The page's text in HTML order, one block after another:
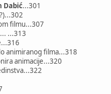
Dabić...301
filmu...307
...313
animiranog filma...318
animacije...320